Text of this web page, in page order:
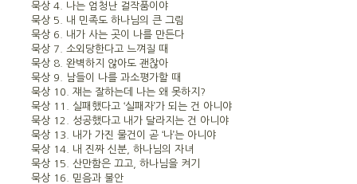
묵상 4. 나는 엄청난 걸작품이야
묵상 5. 내 민족도 하나님의 큰 그림
묵상 6. 내가 사는 곳이 나를 만든다
묵상 7. 소외당한다고 느껴질 때
묵상 8. 완벽하지 않아도 괜찮아
묵상 9. 남들이 나를 과소평가할 때
묵상 10. 쟤는 잘하는데 나는 왜 못하지?
묵상 11. 실패했다고 ‘실패자’가 되는 건 아니야
묵상 12. 성공했다고 내가 달라지는 건 아니야
묵상 13. 내가 가진 물건이 곧 ‘나’는 아니야
묵상 14. 내 진짜 신분, 하나님의 자녀
묵상 15. 산만함은 끄고, 하나님을 켜기
묵상 16. 믿음과 불안